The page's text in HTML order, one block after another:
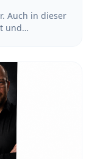
Auch in dieser
und
und
team-
6 bis 12
31.08.